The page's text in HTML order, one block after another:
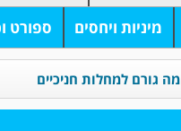
מיניות ויחסים ספורט
מה גורם למחלות חניכיים